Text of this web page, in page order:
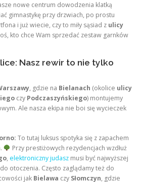
nowe centrum dowodzenia klatką
gimnastykę przy drzwiach, po prostu
i już wiecie, czy to miły sąsiad z ulicy
kto chce Wam sprzedać zestaw garnków
Nasz rewir to nie tylko
, gdzie na Bielanach (okolice ulicy
czy Podczaszyńskiego) montujemy
Ale nasza ekipa nie boi się wycieczek
To tutaj luksus spotyka się z zapachem
Przy prestiżowych rezydencjach wzdłuż
, elektroniczny judaszmusi być najwyższej
otoczenia. Często zaglądamy też do
jak Bielawa czy Słomczyn, gdzie